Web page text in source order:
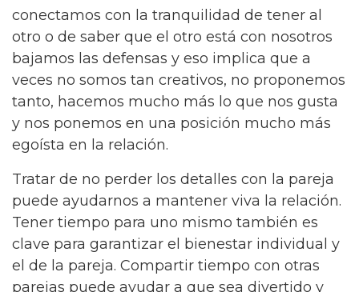
conectamos con la tranquilidad de tener al
otro o de saber que el otro está con nosotros
bajamos las defensas y eso implica que a
veces no somos tan creativos, no proponemos
tanto, hacemos mucho más lo que nos gusta
y nos ponemos en una posición mucho más
egoísta en la relación.
Tratar de no perder los detalles con la pareja
puede ayudarnos a mantener viva la relación.
Tener tiempo para uno mismo también es
clave para garantizar el bienestar individual y
el de la pareja. Compartir tiempo con otras
parejas puede ayudar a que sea divertido y